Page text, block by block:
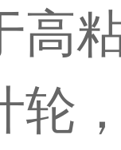
高
轮